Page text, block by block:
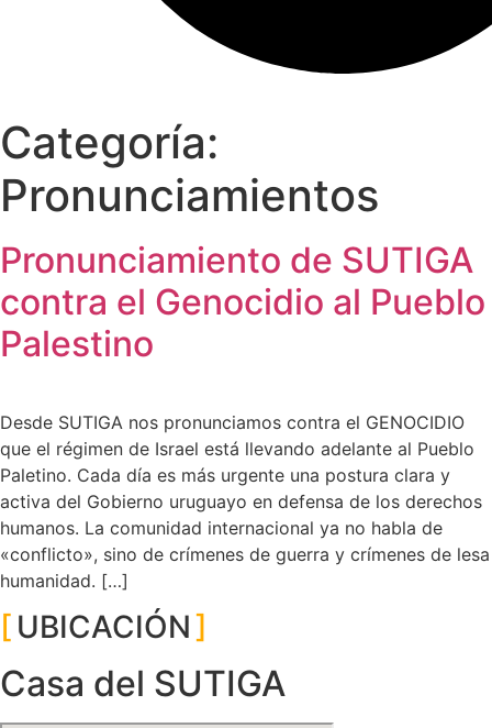
Categoría:
Pronunciamientos
Pronunciamiento de SUTIGA
contra el Genocidio al Pueblo
Palestino
Desde SUTIGA nos pronunciamos contra el GENOCIDIO
que el régimen de Israel está llevando adelante al Pueblo
Paletino. Cada día es más urgente una postura clara y
activa del Gobierno uruguayo en defensa de los derechos
humanos. La comunidad internacional ya no habla de
«conflicto», sino de crímenes de guerra y crímenes de lesa
humanidad. […]
UBICACIÓN
Casa del SUTIGA